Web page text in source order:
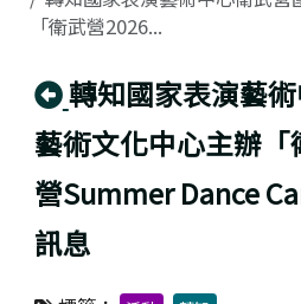
「衛武營2026...
回上頁
轉知國家表演藝
藝術文化中心主辦
營Summer Dance
訊息